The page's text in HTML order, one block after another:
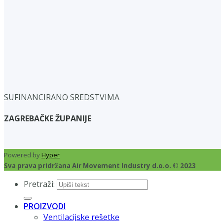
SUFINANCIRANO SREDSTVIMA
ZAGREBAČKE ŽUPANIJE
Powered byHyper
Sva prava pridržana Air Movement Industry d.o.o. © 2023
Pretraži:
PROIZVODI
Ventilacijske rešetke